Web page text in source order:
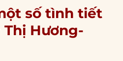
số tình tiết
Hương-